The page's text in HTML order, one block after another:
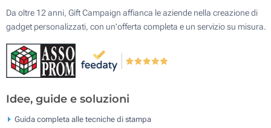
Da oltre 12 anni, Gift Campaign affianca le aziende nella creazione di
gadget personalizzati, con un'offerta completa e un servizio su misura.
Idee, guide e soluzioni
Guida completa alle tecniche di stampa